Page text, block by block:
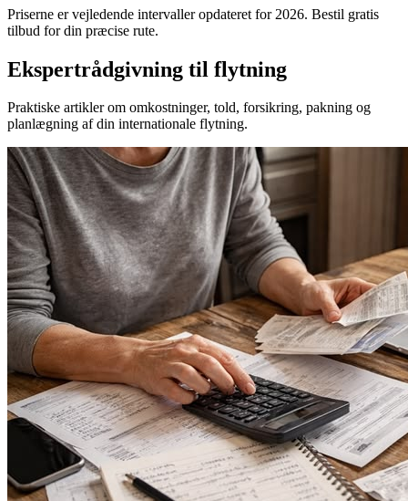
Priserne er vejledende intervaller opdateret for 2026. Bestil gratis
tilbud for din præcise rute.
Ekspertrådgivning til flytning
Praktiske artikler om omkostninger, told, forsikring, pakning og
planlægning af din internationale flytning.